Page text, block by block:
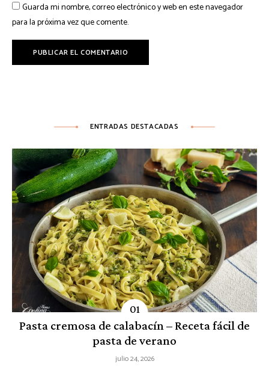
Guarda mi nombre, correo electrónico y web en este navegador
para la próxima vez que comente.
ENTRADAS DESTACADAS
Pasta cremosa de calabacín – Receta fácil de
pasta de verano
julio 24, 2026